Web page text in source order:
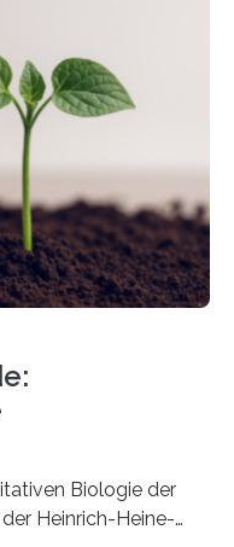
Es konnte als neue
werden und trägt
Dieser erste
in Bernstein
einer
dar, denn…
Biologie der
Heinrich-Heine-